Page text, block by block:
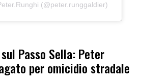
(@peter.runggaldier)
Passo Sella: Peter
per omicidio stradale